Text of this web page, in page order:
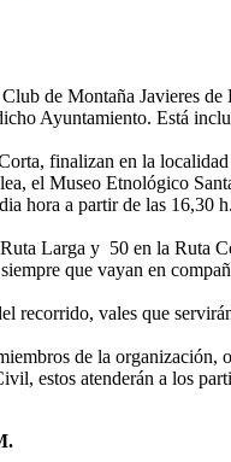
de Montaña Javieres
Ayuntamiento. Está
finalizan en la
el Museo Etnológico
hora a partir de las 16,30
Larga y 50 en la Ruta
que vayan en
recorrido, vales que
de la
estos atenderán a los